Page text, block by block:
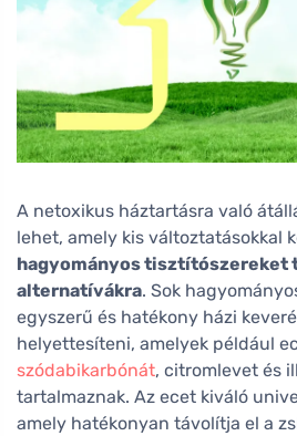
A netoxikus háztartásra való
lehet, amely kis változtatásokkal
hagyományos tisztítószereket
alternatívákra. Sok
egyszerű és hatékony házi
helyettesíteni, amelyek például
szódabikarbónát, citromlevet és
tartalmaznak. Az ecet kiváló
amely hatékonyan távolítja el a